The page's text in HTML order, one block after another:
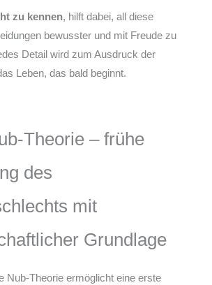
zu kennen, hilft dabei, all diese
bewusster und mit Freude zu
Detail wird zum Ausdruck der
Leben, das bald beginnt.
Theorie – frühe
des
mit
Grundlage
Nub-Theorie ermöglicht eine erste